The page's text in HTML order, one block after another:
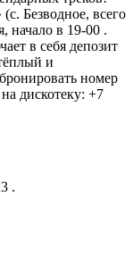
Безводное, всего
начало в 19-00 .
в себя депозит
и
номер
дискотеку: +7
.